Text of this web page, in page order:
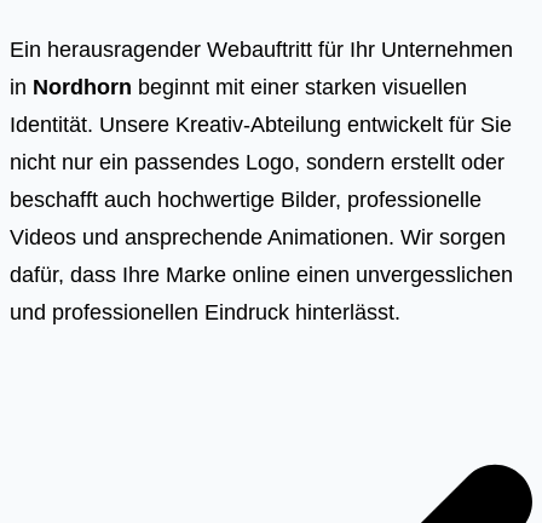
Ein herausragender Webauftritt für Ihr Unternehmen
in Nordhorn beginnt mit einer starken visuellen
Identität. Unsere Kreativ-Abteilung entwickelt für Sie
nicht nur ein passendes Logo, sondern erstellt oder
beschafft auch hochwertige Bilder, professionelle
Videos und ansprechende Animationen. Wir sorgen
dafür, dass Ihre Marke online einen unvergesslichen
und professionellen Eindruck hinterlässt.